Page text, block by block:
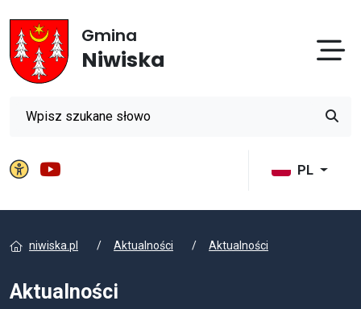
Gmina
Niwiska
PL
Panel ustawień witryny
Gmina Niwiska na YouTube
Wyszukiwarka
niwiska.pl Aktualności Aktualności
Aktualności